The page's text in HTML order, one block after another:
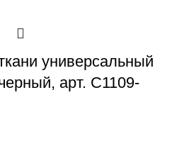
универсальный
арт. С1109-